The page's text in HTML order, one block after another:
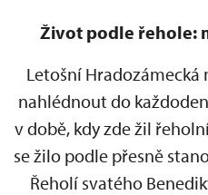
Život podle řehole:
Letošní Hradozámecká
nahlédnout do
v době, kdy zde žil
se žilo podle přesně
Řeholí svatého